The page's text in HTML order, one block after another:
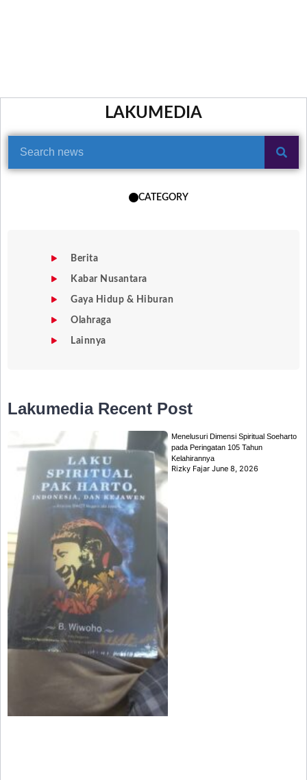
LAKUMEDIA
CATEGORY
Berita
Kabar Nusantara
Gaya Hidup & Hiburan
Olahraga
Lainnya
Lakumedia Recent Post
Menelusuri Dimensi Spiritual Soeharto
pada Peringatan 105 Tahun
Kelahirannya
Rizky FajarJune 8, 2026